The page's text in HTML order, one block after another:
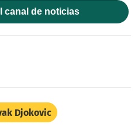
canal de noticias
Djokovic